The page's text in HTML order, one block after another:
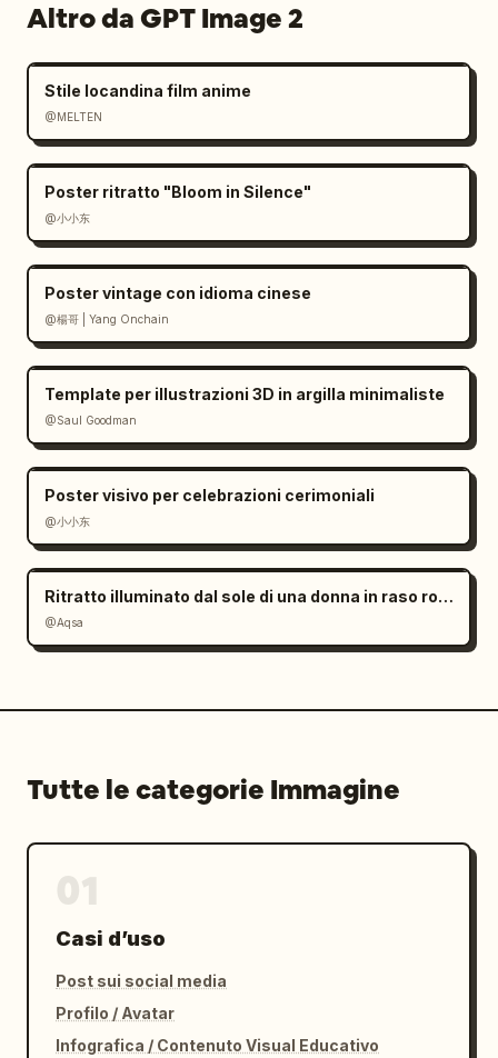
Altro da GPT Image 2
Stile locandina film anime
@MELTEN
Poster ritratto "Bloom in Silence"
@小小东
Poster vintage con idioma cinese
@楊哥 | Yang Onchain
Template per illustrazioni 3D in argilla minimaliste
@Saul Goodman
Poster visivo per celebrazioni cerimoniali
@小小东
Ritratto illuminato dal sole di una donna in raso rosso
@Aqsa
Tutte le categorie Immagine
Casi d’uso
Post sui social media
Profilo / Avatar
Infografica / Contenuto Visual Educativo